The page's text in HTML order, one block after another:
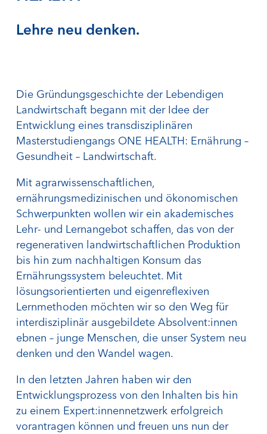
Lehre neu denken.
Die Gründungsgeschichte der Lebendigen
Landwirtschaft begann mit der Idee der
Entwicklung eines transdisziplinären
Masterstudiengangs ONE HEALTH: Ernährung –
Gesundheit – Landwirtschaft.
Mit agrarwissenschaftlichen,
ernährungsmedizinischen und ökonomischen
Schwerpunkten wollen wir ein akademisches
Lehr- und Lernangebot schaffen, das von der
regenerativen landwirtschaftlichen Produktion
bis hin zum nachhaltigen Konsum das
Ernährungssystem beleuchtet. Mit
lösungsorientierten und eigenreflexiven
Lernmethoden möchten wir so den Weg für
interdisziplinär ausgebildete Absolvent:innen
ebnen – junge Menschen, die unser System neu
denken und den Wandel wagen.
In den letzten Jahren haben wir den
Entwicklungsprozess von den Inhalten bis hin
zu einem Expert:innennetzwerk erfolgreich
vorantragen können und freuen uns nun der